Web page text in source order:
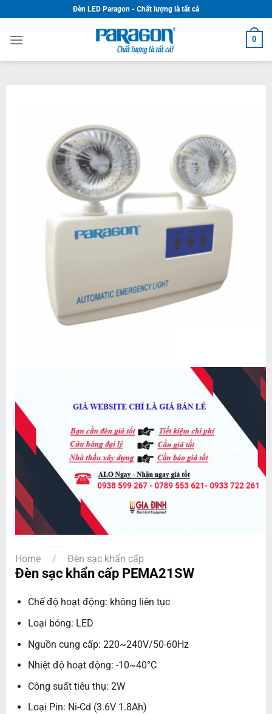
to
content
Đèn LED Paragon - Chất lượng là tất cả
0
Home / Đèn sạc khẩn cấp
Đèn sạc khẩn cấp PEMA21SW
Chế độ hoạt động: không liên tục
Loại bóng: LED
Nguồn cung cấp: 220~240V/50-60Hz
Nhiệt độ hoạt động: -10~40°C
Công suất tiêu thụ: 2W
Loại Pin: Ni-Cd (3.6V 1.8Ah)